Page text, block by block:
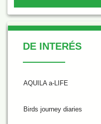
De Interés
DE INTERÉS
AQUILA a-LIFE
Birds journey diaries